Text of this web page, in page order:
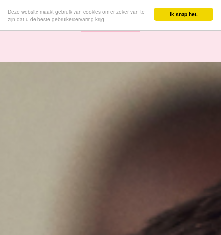
Ik snap het.
Deze website maakt gebruik van cookies om er zeker van te
zijn dat u de beste gebruikerservaring krijg.
Inloggen